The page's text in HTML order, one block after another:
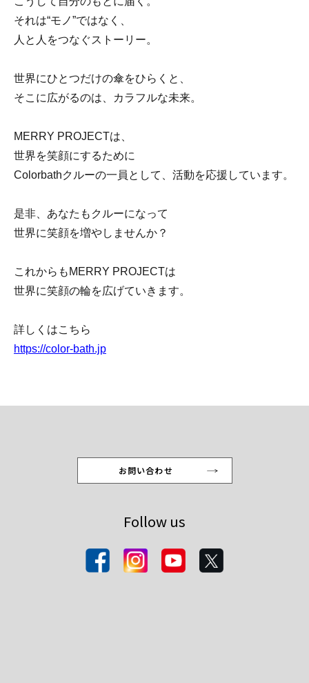
それは“モノ”ではなく、
人と人をつなぐストーリー。
世界にひとつだけの傘をひらくと、
そこに広がるのは、カラフルな未来。
MERRY PROJECTは、
世界を笑顔にするために
Colorbathクルーの一員として、活動を応援しています。
是非、あなたもクルーになって
世界に笑顔を増やしませんか？
これからもMERRY PROJECTは
世界に笑顔の輪を広げていきます。
詳しくはこちら
https://color-bath.jp
お問い合わせ
Follow us